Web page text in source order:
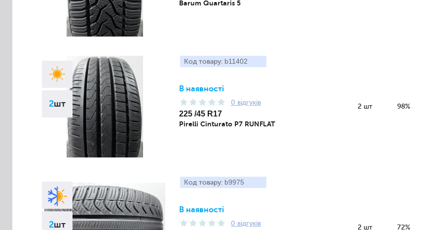
Barum Quartaris 5
2шт
Код товару: b11402
В наявності
0 відгуків
225 /45 R17
Pirelli Cinturato P7 RUNFLAT
2 шт 98%
2шт
Код товару: b9975
В наявності
0 відгуків
2 шт 72%